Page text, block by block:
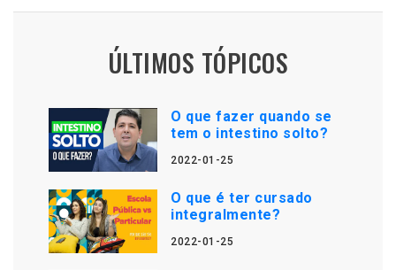
ÚLTIMOS TÓPICOS
O que fazer quando se
tem o intestino solto?
2022-01-25
O que é ter cursado
integralmente?
2022-01-25